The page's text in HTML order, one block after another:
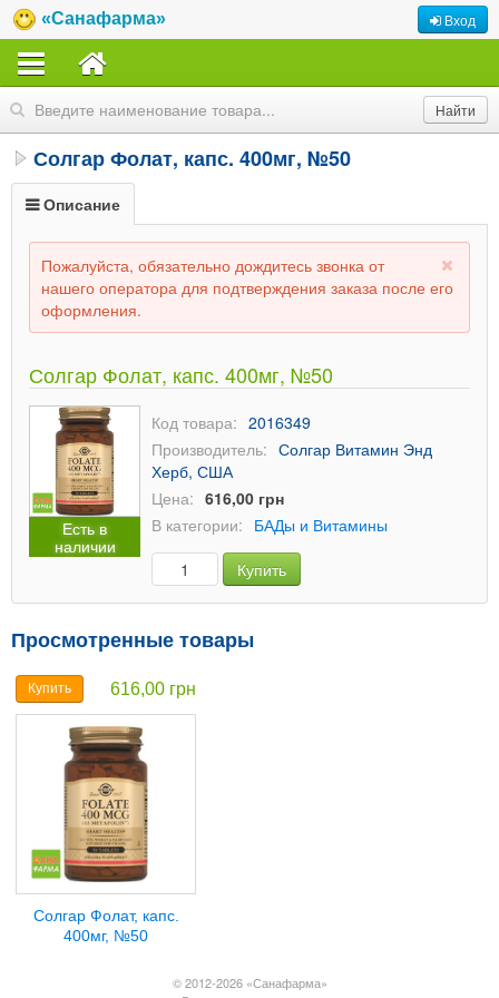
«Санафарма» Вход
Солгар Фолат, капс. 400мг, №50
Описание
Пожалуйста, обязательно дождитесь звонка от
нашего оператора для подтверждения заказа после его
оформления.
Солгар Фолат, капс. 400мг, №50
Есть в
наличии
Код товара: 2016349
Производитель: Солгар Витамин Энд
Херб, США
Цена: 616,00 грн
В категории: БАДы и Витамины
Купить
Просмотренные товары
Купить 616,00 грн
Солгар Фолат, капс.
400мг, №50
© 2012-2026 «Санафарма»